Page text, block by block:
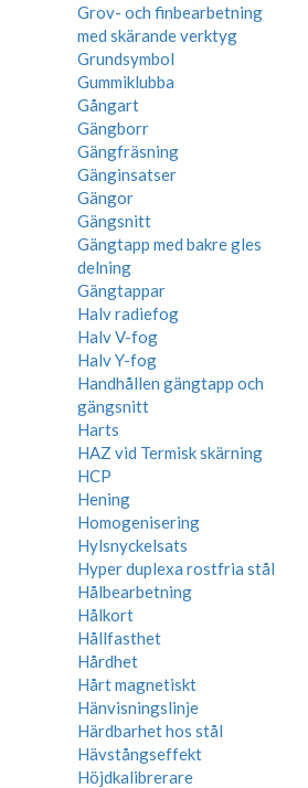
Grov- och finbearbetning
med skärande verktyg
Grundsymbol
Gummiklubba
Gångart
Gängborr
Gängfräsning
Gänginsatser
Gängor
Gängsnitt
Gängtapp med bakre gles
delning
Gängtappar
Halv radiefog
Halv V-fog
Halv Y-fog
Handhållen gängtapp och
gängsnitt
Harts
HAZ vid Termisk skärning
HCP
Hening
Homogenisering
Hylsnyckelsats
Hyper duplexa rostfria stål
Hålbearbetning
Hålkort
Hållfasthet
Hårdhet
Hårt magnetiskt
Hänvisningslinje
Härdbarhet hos stål
Hävstångseffekt
Höjdkalibrerare